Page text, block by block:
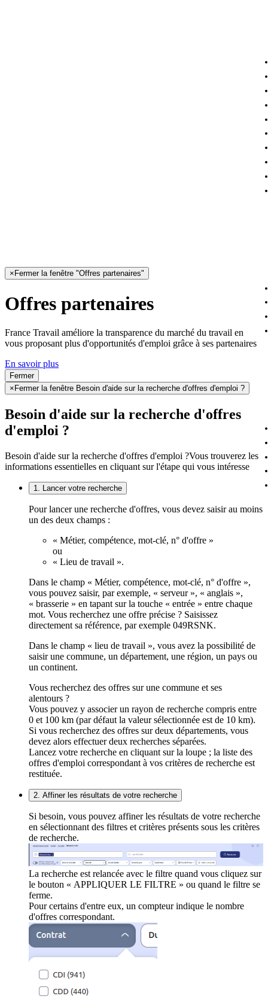
× Fermer la fenêtre "Offres partenaires"
Offres partenaires
France Travail améliore la transparence du marché du travail en
vous proposant plus d'opportunités d'emploi grâce à ses partenaires
En savoir plus
Fermer
× Fermer la fenêtre Besoin d'aide sur la recherche d'offres d'emploi ?
Besoin d'aide sur la recherche d'offres
d'emploi ?
Besoin d'aide sur la recherche d'offres d'emploi ?Vous trouverez les
informations essentielles en cliquant sur l'étape qui vous intéresse
1. Lancer votre recherche
Pour lancer une recherche d'offres, vous devez saisir au moins
un des deux champs :
« Métier, compétence, mot-clé, n° d'offre »
ou
« Lieu de travail ».
Dans le champ « Métier, compétence, mot-clé, n° d'offre »,
vous pouvez saisir, par exemple, « serveur », « anglais »,
« brasserie » en tapant sur la touche « entrée » entre chaque
mot. Vous recherchez une offre précise ? Saisissez
directement sa référence, par exemple 049RSNK.
Dans le champ « lieu de travail », vous avez la possibilité de
saisir une commune, un département, une région, un pays ou
un continent.
Vous recherchez des offres sur une commune et ses
alentours ?
Vous pouvez y associer un rayon de recherche compris entre
0 et 100 km (par défaut la valeur sélectionnée est de 10 km).
Si vous recherchez des offres sur deux départements, vous
devez alors effectuer deux recherches séparées.
Lancez votre recherche en cliquant sur la loupe ; la liste des
offres d'emploi correspondant à vos critères de recherche est
restituée.
2. Affiner les résultats de votre recherche
Si besoin, vous pouvez affiner les résultats de votre recherche
en sélectionnant des filtres et critères présents sous les critères
de recherche.
La recherche est relancée avec le filtre quand vous cliquez sur
le bouton « APPLIQUER LE FILTRE » ou quand le filtre se
ferme.
Pour certains d'entre eux, un compteur indique le nombre
d'offres correspondant.